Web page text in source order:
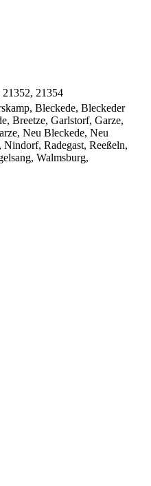
21354
Bleckede, Bleckeder
Breetze, Garlstorf, Garze,
Neu Bleckede, Neu
Nindorf, Radegast, Reeßeln,
Walmsburg,